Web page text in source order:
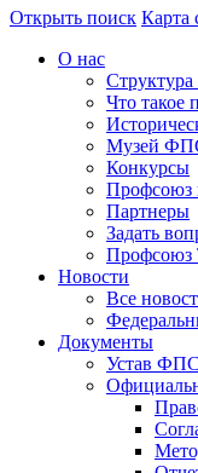
Открыть поиск Карта
О нас
Что такое
Музей
Конкурсы
Профсоюз
Партнеры
Задать
Профсоюз
Новости
Все
Документы
Устав